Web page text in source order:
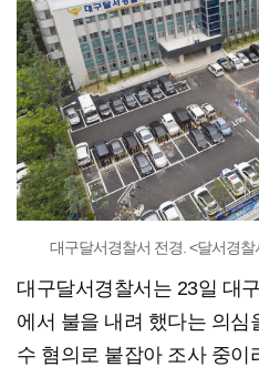
대구달서경찰서 전경. <달서경찰
대구달서경찰서는 23일 대
에서 불을 내려 했다는 의심
수 혐의로 붙잡아 조사 중이